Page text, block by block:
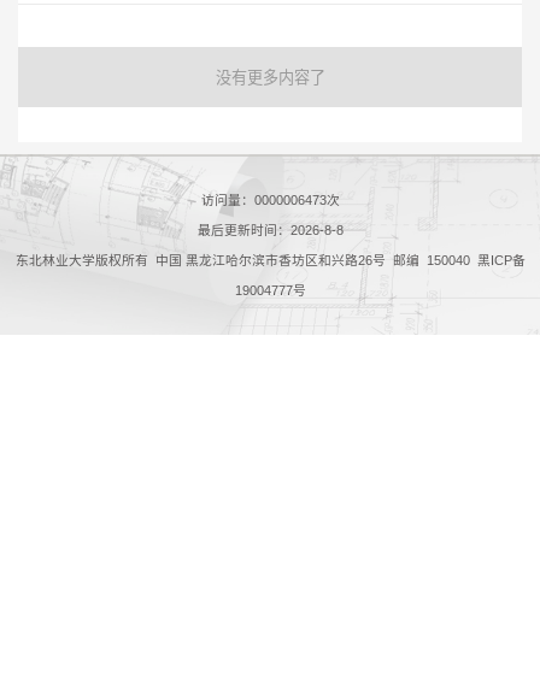
没有更多内容了
访问量： 0000006473次
最后更新时间：2026-8-8
东北林业大学版权所有 中国 黑龙江哈尔滨市香坊区和兴路26号 邮编 150040 黑ICP备
19004777号